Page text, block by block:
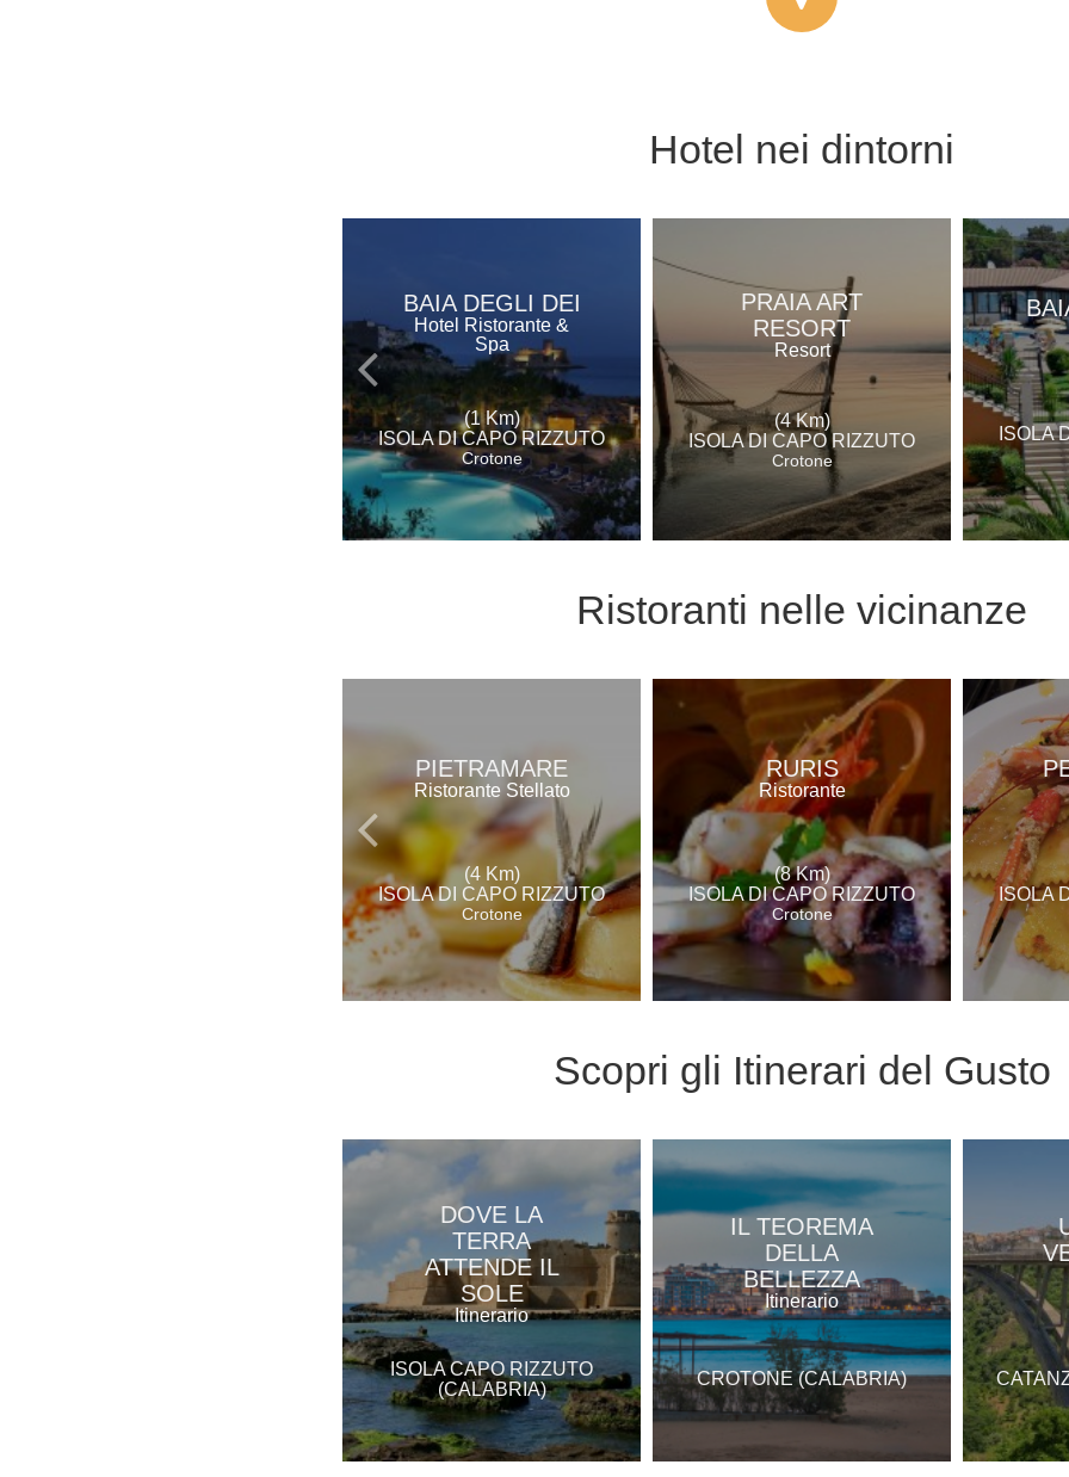
Hotel nei dintorni
BAIA DEGLI DEI
Hotel Ristorante &
Spa
(1 Km)
ISOLA DI CAPO RIZZUTO
Crotone
PRAIA ART
RESORT
Resort
(4 Km)
ISOLA DI CAPO RIZZUTO
Crotone
ISOLA
Ristoranti nelle vicinanze
PIETRAMARE
Ristorante Stellato
(4 Km)
ISOLA DI CAPO RIZZUTO
Crotone
RURIS
Ristorante
(8 Km)
ISOLA DI CAPO RIZZUTO
Crotone
ISOLA
Scopri gli Itinerari del Gusto
DOVE LA
TERRA
ATTENDE IL
SOLE
Itinerario
ISOLA CAPO RIZZUTO
(CALABRIA)
IL TEOREMA
DELLA
BELLEZZA
Itinerario
CROTONE (CALABRIA)